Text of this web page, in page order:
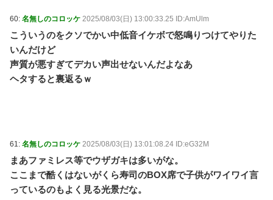
60: 名無しのコロッケ 2025/08/03(日) 13:00:33.25 ID:AmUlm
こういうのをクソでかい中低音イケボで怒鳴りつけてやりた
いんだけど
声質が悪すぎてデカい声出せないんだよなあ
ヘタすると裏返るｗ
61: 名無しのコロッケ 2025/08/03(日) 13:01:08.24 ID:eG32M
まあファミレス等でウザガキは多いがな。
ここまで酷くはないがくら寿司のBOX席で子供がワイワイ言
っているのもよく見る光景だな。